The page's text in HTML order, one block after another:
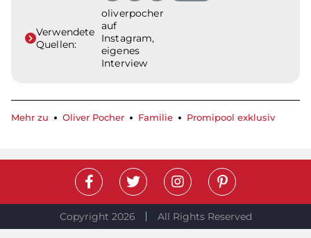
Verwendete
Quellen:
oliverpocher
auf
Instagram,
eigenes
Interview
Mehr zu Oliver Pocher Familie Promipool exklusiv
Copyright 2026 All Rights Reserved